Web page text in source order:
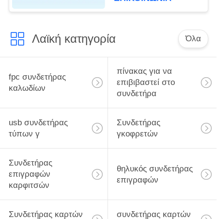
Λαϊκή κατηγορία Όλα
fpc συνδετήρας
καλωδίων
πίνακας για να
επιβιβαστεί στο
συνδετήρα
usb συνδετήρας
τύπων γ
Συνδετήρας
γκοφρετών
Συνδετήρας
επιγραφών
καρφιτσών
θηλυκός συνδετήρας
επιγραφών
Συνδετήρας καρτών συνδετήρας καρτών